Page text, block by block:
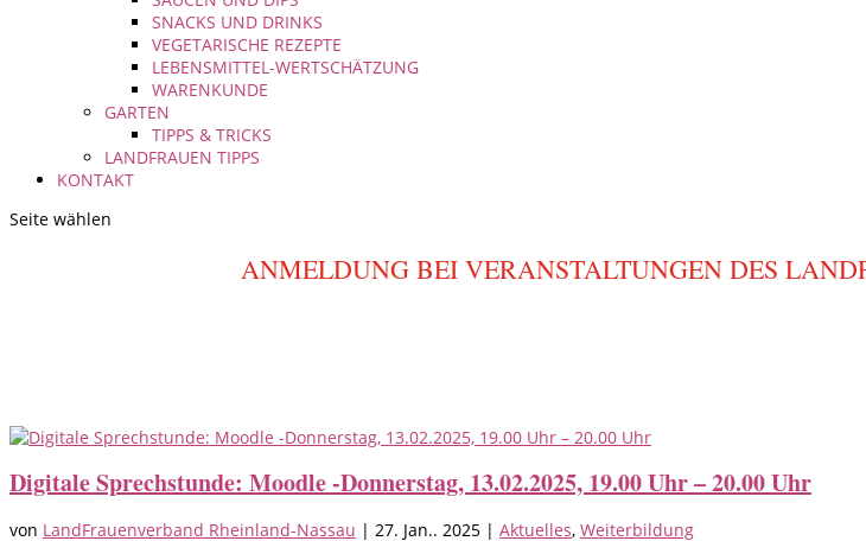
SNACKS UND DRINKS
VEGETARISCHE REZEPTE
LEBENSMITTEL-WERTSCHÄTZUNG
WARENKUNDE
GARTEN
TIPPS & TRICKS
LANDFRAUEN TIPPS
KONTAKT
Seite wählen
ANMELDUNG BEI VERANSTALTUNGEN DES
Digitale Sprechstunde: Moodle -Donnerstag, 13.02.2025, 19.00 Uhr – 20.00 Uhr
von LandFrauenverband Rheinland-Nassau | 27. Jan.. 2025 | Aktuelles, Weiterbildung